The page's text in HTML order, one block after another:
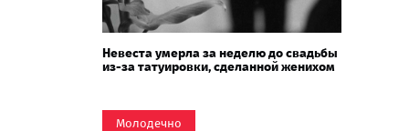
Невеста умерла за неделю до свадьбы
из-за татуировки, сделанной женихом
Молодечно